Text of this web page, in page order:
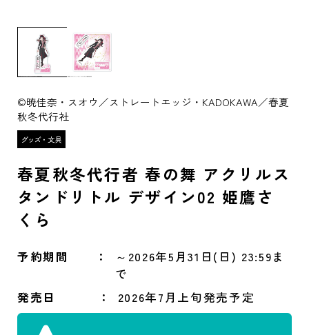
©暁佳奈・スオウ／ストレートエッジ・KADOKAWA／春夏
秋冬代行社
春夏秋冬代行者 春の舞 アクリルス
タンドリトル デザイン02 姫鷹さ
くら
予約期間
～2026年5月31日(日) 23:59ま
で
発売日
2026年7月上旬発売予定